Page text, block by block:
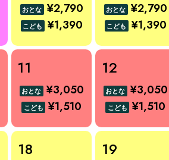
おとな ¥2,790
こども ¥1,390
おとな ¥2,790
こども ¥1,390
11
おとな ¥3,050
こども ¥1,510
12
おとな ¥3,050
こども ¥1,510
18 19